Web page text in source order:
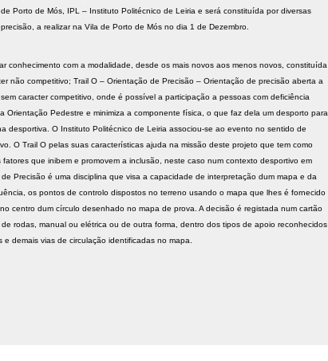
Porto de Mós, IPL – Instituto Politécnico de Leiria e será constituída por diversas
a realizar na Vila de Porto de Mós no dia 1 de Dezembro.
conhecimento com a modalidade, desde os mais novos aos menos novos, constituída
não competitivo; Trail O – Orientação de Precisão – Orientação de precisão aberta a
caracter competitivo, onde é possível a participação a pessoas com deficiência
Pedestre e minimiza a componente física, o que faz dela um desporto para
desportiva. O Instituto Politécnico de Leiria associou-se ao evento no sentido de
O Trail O pelas suas características ajuda na missão deste projeto que tem como
que inibem e promovem a inclusão, neste caso num contexto desportivo em
Precisão é uma disciplina que visa a capacidade de interpretação dum mapa e da
os pontos de controlo dispostos no terreno usando o mapa que lhes é fornecido
centro dum círculo desenhado no mapa de prova. A decisão é registada num cartão
rodas, manual ou elétrica ou de outra forma, dentro dos tipos de apoio reconhecidos
demais vias de circulação identificadas no mapa.